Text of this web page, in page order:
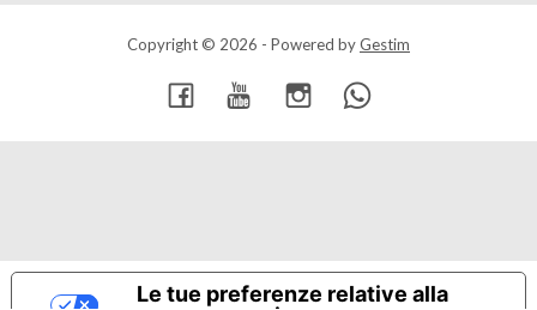
Copyright © 2026 - Powered byGestim
Le tue preferenze relative alla